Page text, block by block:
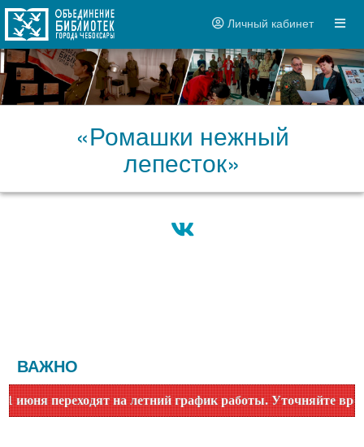
Личный кабинет
«Ромашки нежный
лепесток»
ВАЖНО
переходят на летний график работы. Уточняйте время